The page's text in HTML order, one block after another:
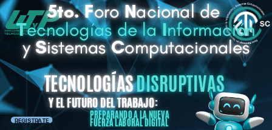
TECNOLOGÍASDISRUPTIVAS
Y EL FUTURO DEL TRABAJO:
PREPARANDO A LA NUEVA
FUERZA LABORAL DIGITAL
5to. ForoNacional de
ySistemasComputacionales
Tecnologías de laInformación
REGISTRATE